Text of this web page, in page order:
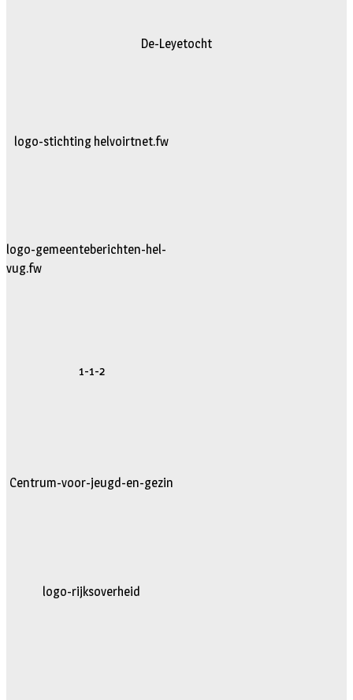
De-Leyetocht
logo-stichting helvoirtnet.fw
logo-gemeenteberichten-hel-
vug.fw
1-1-2
Centrum-voor-jeugd-en-gezin
logo-rijksoverheid